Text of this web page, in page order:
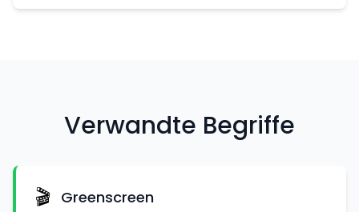
Verwandte Begriffe
🎬 Greenscreen